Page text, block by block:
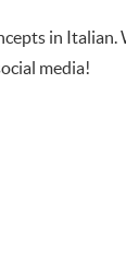
in
media!